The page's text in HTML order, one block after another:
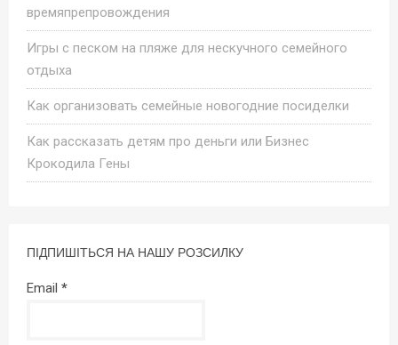
времяпрепровождения
Игры с песком на пляже для нескучного семейного
отдыха
Как организовать семейные новогодние посиделки
Как рассказать детям про деньги или Бизнес
Крокодила Гены
ПІДПИШІТЬСЯ НА НАШУ РОЗСИЛКУ
Email *